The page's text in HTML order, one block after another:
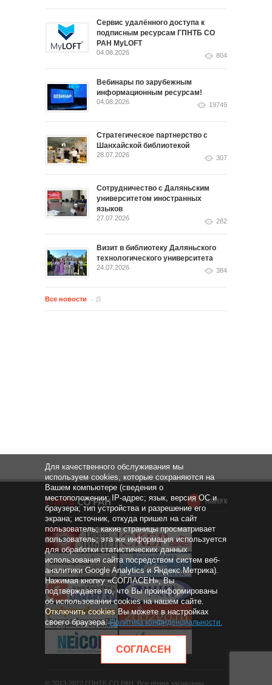
Сервис удалённого доступа к
подписным ресурсам ГПНТБ СО
РАН MyLOFT
04.08.2026 804
Вебинары по зарубежным
информационным ресурсам!
04.08.2026 19749
Стратегическое партнерство с
Шанхайской библиотекой
28.07.2026 307
Сотрудничество с Даляньским
университетом иностранных
языков
27.07.2026 282
Визит в библиотеку Даляньского
технологического университета
24.07.2026 384
Все новости
НАВЕРХ
© 2013-2022 ГПНТБ СО РАН. Все права защищены.
Для качественного обслуживания мы
используем cookies, которые сохраняются на
Вашем компьютере (сведения о
местоположении; IP-адрес; язык, версия ОС и
браузера; тип устройства и разрешение его
экрана; источник, откуда пришел на сайт
пользователь; какие страницы просматривает
пользователь; эта же информация используется
для обработки статистических данных
использования сайта посредством систем веб-
аналитики Google Analytics и Яндекс.Метрика).
Нажимая кнопку «СОГЛАСЕН», Вы
подтверждаете то, что Вы проинформированы
об использовании cookies на нашем сайте.
Отключить cookies Вы можете в настройках
своего браузера.Политика конфиденциальности.
СОГЛАСЕН